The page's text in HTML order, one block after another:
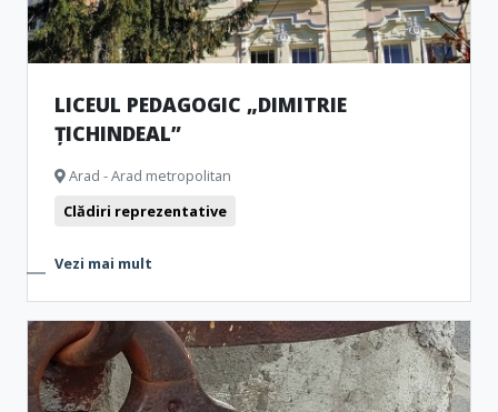
LICEUL PEDAGOGIC „DIMITRIE
ȚICHINDEAL”
Arad - Arad metropolitan
Clădiri reprezentative
Vezi mai mult